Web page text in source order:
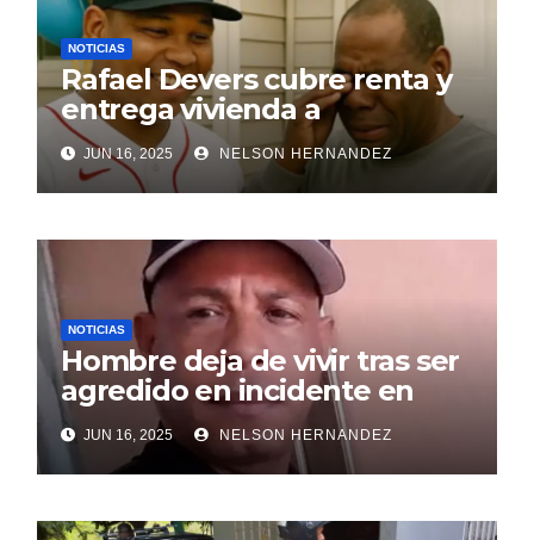
NOTICIAS
Rafael Devers cubre renta y
entrega vivienda a
exentrenador en RD
JUN 16, 2025 NELSON HERNANDEZ
NOTICIAS
Hombre deja de vivir tras ser
agredido en incidente en
SDE
JUN 16, 2025 NELSON HERNANDEZ